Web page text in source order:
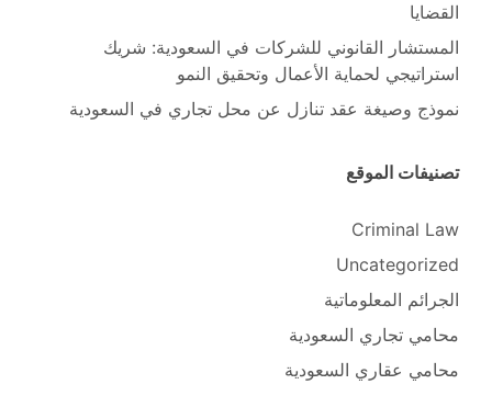
القضايا
المستشار القانوني للشركات في السعودية: شريك
استراتيجي لحماية الأعمال وتحقيق النمو
نموذج وصيغة عقد تنازل عن محل تجاري في السعودية
تصنيفات الموقع
Criminal Law
Uncategorized
الجرائم المعلوماتية
محامي تجاري السعودية
محامي عقاري السعودية